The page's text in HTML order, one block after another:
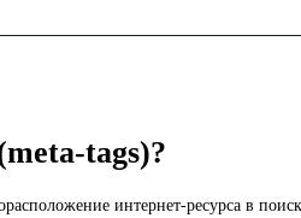
tags)?
интернет-ресурса в